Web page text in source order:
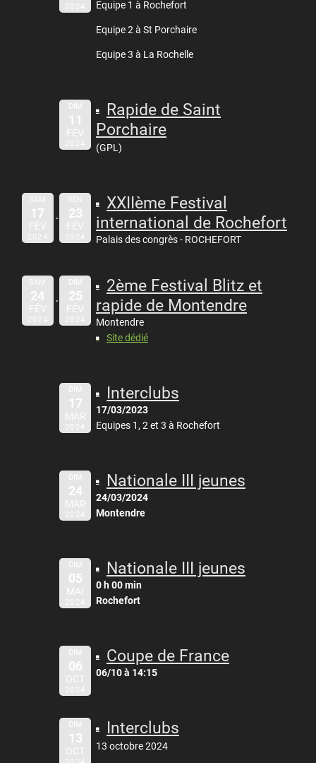
2024
Equipe 1 à Rochefort
Equipe 2 à St Porchaire
Equipe 3 à La Rochelle
DIM
11
FÉV
2024
Rapide de Saint
Porchaire
(GPL)
SAM
17
FÉV
2024
VEN
23
FÉV
2024
XXIIème Festival
international de Rochefort
Palais des congrès - ROCHEFORT
SAM
24
FÉV
2024
DIM
25
FÉV
2024
2ème Festival Blitz et
rapide de Montendre
Montendre
Site dédié
DIM
17
MAR
2024
Interclubs
17/03/2023
Equipes 1, 2 et 3 à Rochefort
DIM
24
MAR
2024
Nationale III jeunes
24/03/2024
Montendre
DIM
05
MAI
2024
Nationale III jeunes
0 h 00 min
Rochefort
DIM
06
OCT
2024
Coupe de France
06/10 à 14:15
DIM
13
OCT
Interclubs
13 octobre 2024